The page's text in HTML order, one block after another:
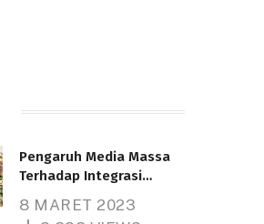
Pengaruh Media Massa
Terhadap Integrasi
8 MARET 2023